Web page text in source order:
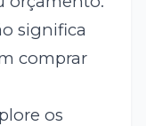
significa
comprar
os